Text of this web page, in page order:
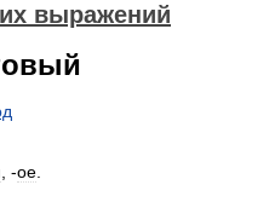
выражений
, -ое